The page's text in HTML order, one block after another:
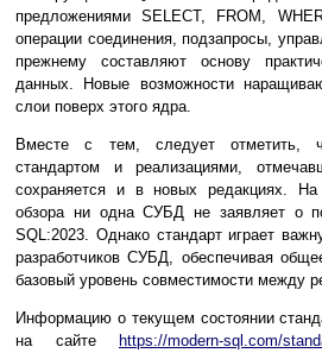
предложениями SELECT, FROM,
операции соединения, подзапросы,
прежнему составляют основу
данных. Новые возможности
слои поверх этого ядра.
Вместе с тем, следует отметить,
стандартом и реализациями,
сохраняется и в новых редакциях. На
обзора ни одна СУБД не заявляет о
SQL:2023. Однако стандарт играет
разработчиков СУБД, обеспечивая
базовый уровень совместимости между
Информацию о текущем состоянии
на сайте
https://modern-sql.com/